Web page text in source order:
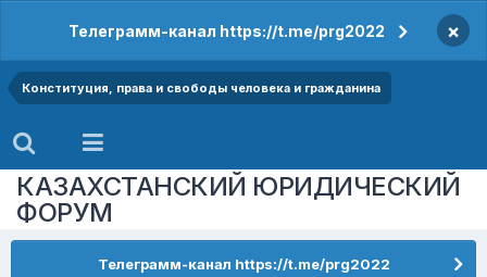
Телеграмм-канал https://t.me/prg2022 ×
Конституция, права и свободы человека и гражданина
КАЗАХСТАНСКИЙ ЮРИДИЧЕСКИЙ
ФОРУМ
Телеграмм-канал https://t.me/prg2022